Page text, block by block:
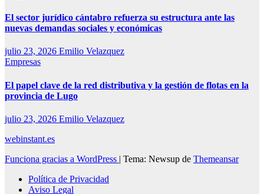
El sector jurídico cántabro refuerza su estructura ante las
nuevas demandas sociales y económicas
julio 23, 2026 Emilio Velazquez
Empresas
El papel clave de la red distributiva y la gestión de flotas en la
provincia de Lugo
julio 23, 2026 Emilio Velazquez
webinstant.es
Funciona gracias a WordPress | Tema: Newsup de Themeansar
Política de Privacidad
Aviso Legal